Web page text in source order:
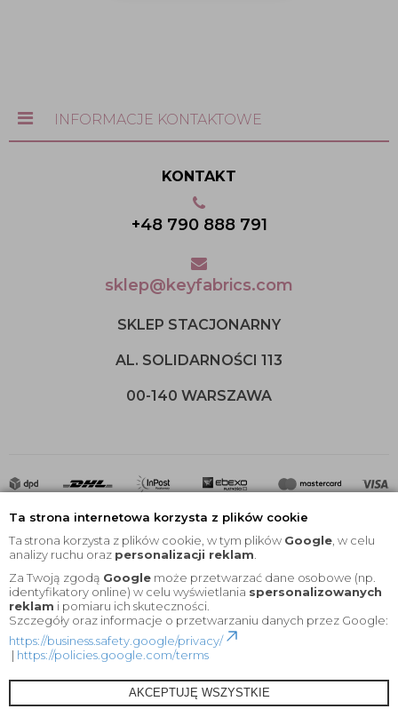
Ta strona internetowa korzysta z plików cookie
Ta strona korzysta z plików cookie, w tym plików Google , w celu
analizy ruchu oraz personalizacji reklam
Za Twoją zgodą Google może przetwarzać dane osobowe (np.
identyfikatory online) w celu wyświetlania spersonalizowanych
reklam i pomiaru ich skuteczności.
Szczegóły oraz informacje o przetwarzaniu danych przez Google:
https://business.safety.google/privacy/
| https://policies.google.com/terms
AKCEPTUJĘ WSZYSTKIE
INFORMACJE KONTAKTOWE
KONTAKT
+48 790 888 791
sklep@keyfabrics.com
SKLEP STACJONARNY
AL. SOLIDARNOŚCI 113
00-140 WARSZAWA
2020 © Wszelkie Prawa Zastrzeżone |KEYfabrics
Projekt i oprogramowanie sklepu: